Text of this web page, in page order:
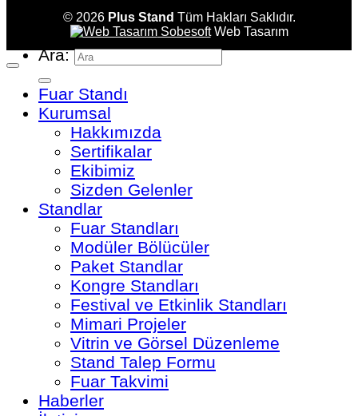
© 2026 Plus Stand Tüm Hakları Saklıdır.
SobesoftWeb Tasarım
Ara:
Fuar Standı
Kurumsal
Hakkımızda
Sertifikalar
Ekibimiz
Sizden Gelenler
Standlar
Fuar Standları
Modüler Bölücüler
Paket Standlar
Kongre Standları
Festival ve Etkinlik Standları
Mimari Projeler
Vitrin ve Görsel Düzenleme
Stand Talep Formu
Fuar Takvimi
Haberler